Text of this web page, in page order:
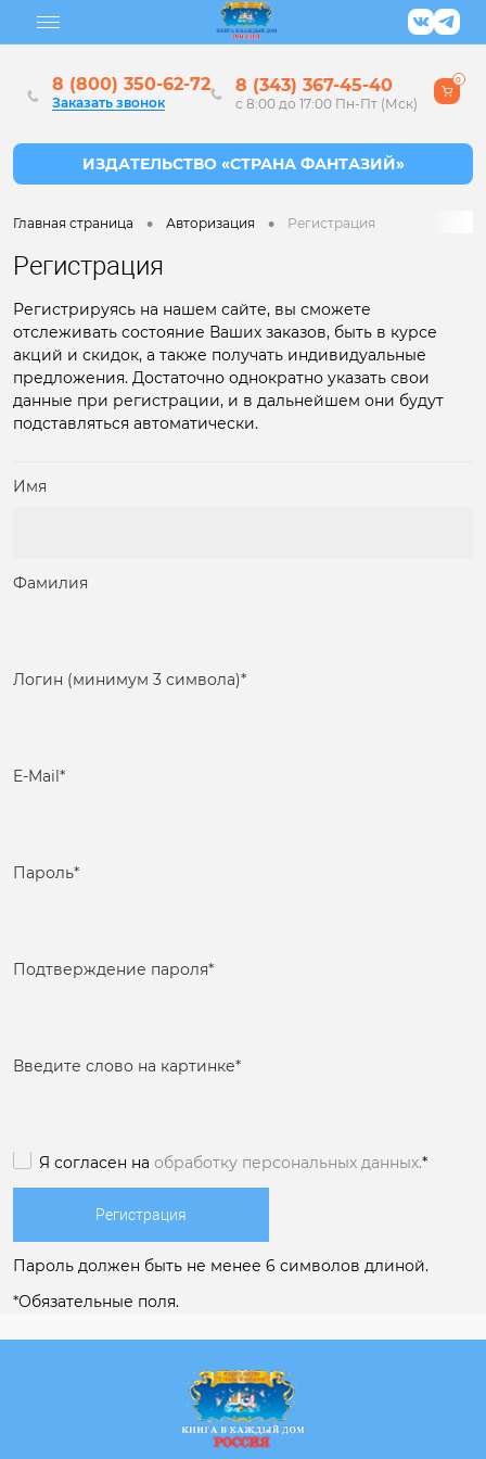
8 (800) 350-62-72
Заказать звонок
8 (343) 367-45-40
с 8:00 до 17:00 Пн-Пт (Мск)
0
Главная страница • Авторизация • Регистрация
Регистрация
Регистрируясь на нашем сайте, вы сможете
отслеживать состояние Ваших заказов, быть в курсе
акций и скидок, а также получать индивидуальные
предложения. Достаточно однократно указать свои
данные при регистрации, и в дальнейшем они будут
подставляться автоматически.
Имя
Фамилия
Логин (минимум 3 символа)*
E-Mail*
Пароль*
Подтверждение пароля*
Введите слово на картинке*
Я согласен на обработку персональных данных.*
Пароль должен быть не менее 6 символов длиной.
*Обязательные поля.